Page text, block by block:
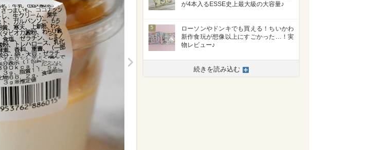
>
が4本入るESSE史上最大級の大容量♪
5
ローソンやドンキでも買える！ちいかわ
新作食玩が想像以上にすごかった…！実
物レビュー♪
続きを読み込む